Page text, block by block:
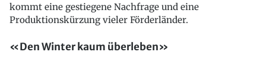
kommt eine gestiegene Nachfrage und eine
Produktionskürzung vieler Förderländer.
«Den Winter kaum überleben»